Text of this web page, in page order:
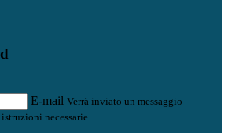
E-mail Verrà inviato un messaggio
necessarie.